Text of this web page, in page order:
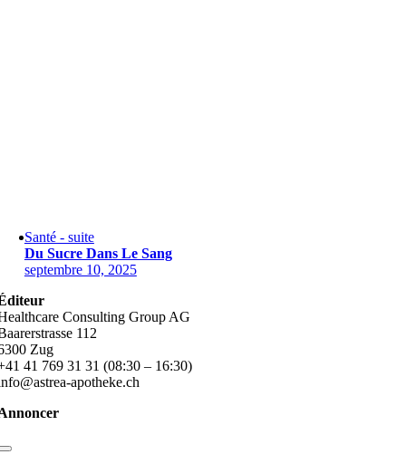
Santé - suite
Du Sucre Dans Le Sang
septembre 10, 2025
Consulting Group AG
112
Zug
41 769 31 31 (08:30 – 16:30)
apotheke.ch
Toggle